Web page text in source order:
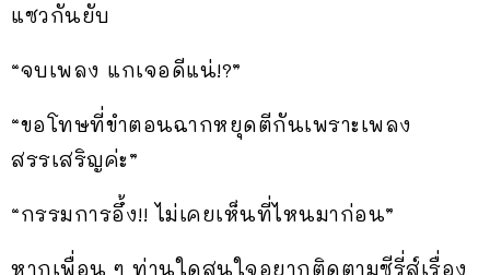
แซวกันยับ
“จบเพลง แกเจอดีแน่!?”
“ขอโทษที่ขำตอนฉากหยุดตีกันเพราะเพลง
สรรเสริญค่ะ”
“กรรมการอึ้ง!! ไม่เคยเห็นที่ไหนมาก่อน”
หากเพื่อน ๆ ท่านใดสนใจอยากติดตามซีรี่ส์เรื่อง